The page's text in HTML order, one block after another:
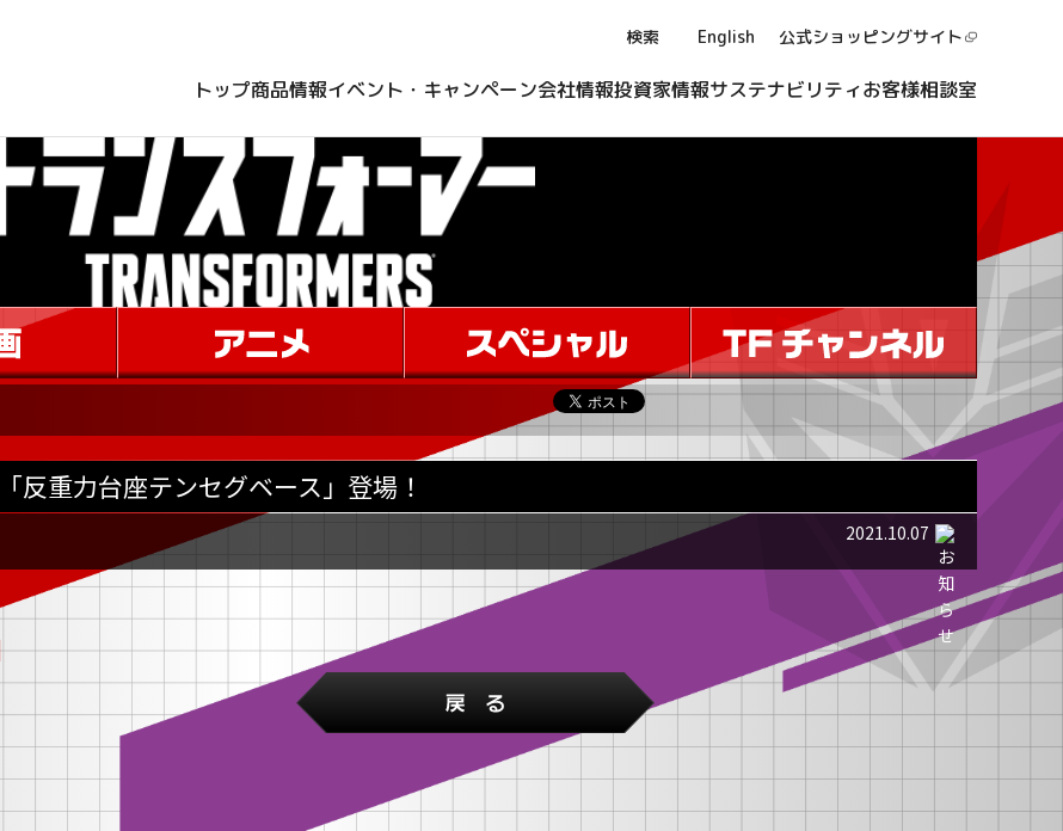
検索 English 公式ショッピングサイト
トップ商品情報イベント・キャンペーン会社情報投資家情報サステナビリティお客様相談室
「反重力台座テンセグベース」登場！
2021.10.07